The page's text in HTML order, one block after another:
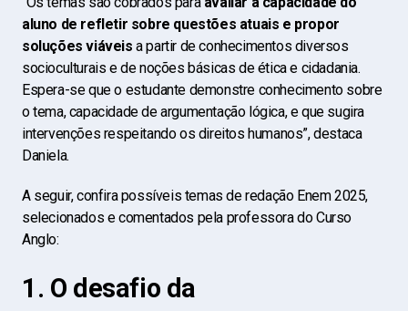
aluno de refletir sobre questões atuais e propor
soluções viáveisa partir de conhecimentos diversos
socioculturais e de noções básicas de ética e cidadania.
Espera-se que o estudante demonstre conhecimento sobre
o tema, capacidade de argumentação lógica, e que sugira
intervenções respeitando os direitos humanos”, destaca
Daniela.
A seguir, confira possíveis temas de redação Enem 2025,
selecionados e comentados pela professora do Curso
Anglo:
1. O desafio da